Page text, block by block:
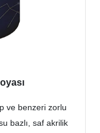
ve benzeri zorlu
bazlı, saf akrilik